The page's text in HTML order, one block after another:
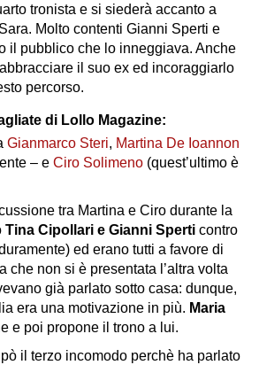
tronista e si siederà accanto a
Molto contenti Gianni Sperti e
il pubblico che lo inneggiava. Anche
il suo ex ed incoraggiarlo
percorso.
di Lollo Magazine:
Gianmarco Steri, Martina De Ioannon
– e Ciro Solimeno (quest’ultimo è
tra Martina e Ciro durante la
Tina Cipollari e Gianni Sperti contro
ed erano tutti a favore di
che non si è presentata l’altra volta
già parlato sotto casa: dunque,
era una motivazione in più. Maria
e poi propone il trono a lui.
il terzo incomodo perchè ha parlato